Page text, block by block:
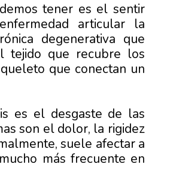
tener es el sentir
articular la
degenerativa que
tejido que recubre los
que conectan un
es el desgaste de las
son el dolor, la rigidez
suele afectar a
más frecuente en